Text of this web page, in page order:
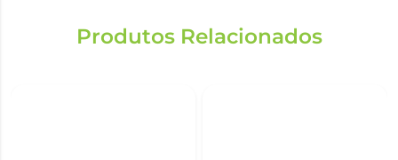
Produtos Relacionados